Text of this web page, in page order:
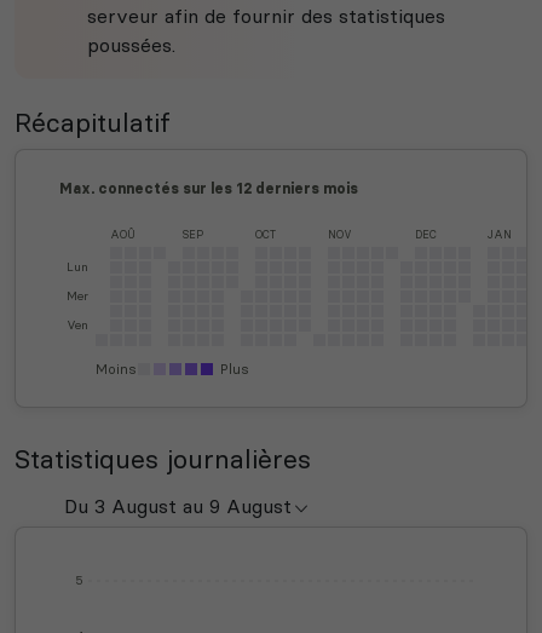
serveur afin de fournir des statistiques
poussées.
Récapitulatif
Max. connectés sur les 12 derniers mois
Lun
Mer
Ven
AOÛ SEP OCT NOV DEC JAN
Moins Plus
Statistiques journalières
5